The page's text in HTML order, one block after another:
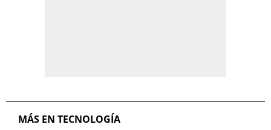
MÁS EN TECNOLOGÍA